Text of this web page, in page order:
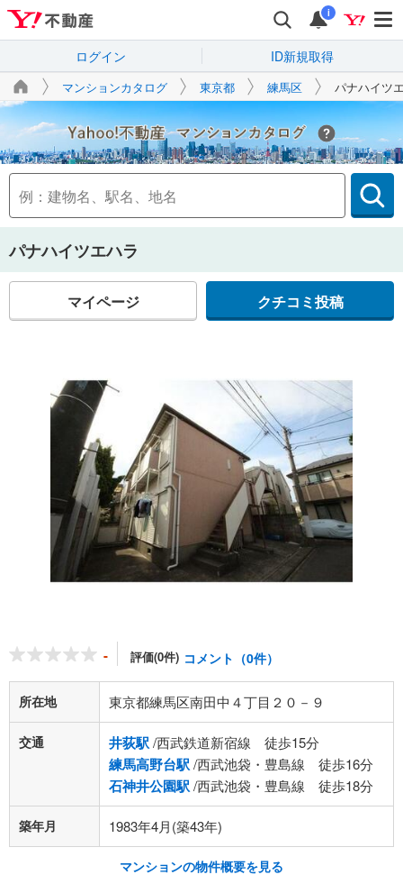
i
ログイン ID新規取得
マンションカタログ 東京都 練馬区 パナハイツ
Yahoo!不動産
パナハイツエハラ
マイページ クチコミ投稿
- 評価(0件) コメント（0件）
所在地 東京都練馬区南田中４丁目２０－９
交通 井荻駅/西武鉄道新宿線 徒歩15分
練馬高野台駅/西武池袋・豊島線 徒歩16分
石神井公園駅/西武池袋・豊島線 徒歩18分
築年月 1983年4月(築43年)
マンションの物件概要を見る